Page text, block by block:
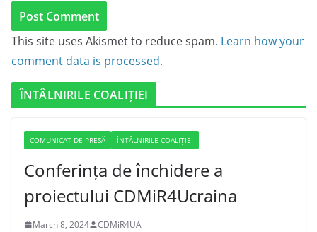
This site uses Akismet to reduce spam. Learn how your
comment data is processed.
ÎNTÂLNIRILE COALIȚIEI
COMUNICAT DE PRESĂ ÎNTÂLNIRILE COALIȚIEI
Conferința de închidere a
proiectului CDMiR4Ucraina
March 8, 2024 CDMiR4UA